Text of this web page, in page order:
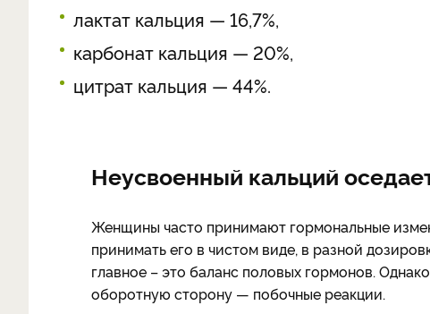
лактат кальция — 16,7%,
карбонат кальция — 20%,
цитрат кальция — 44%.
Неусвоенный кальций
Женщины часто принимают гормональные
принимать его в чистом виде, в разной
главное – это баланс половых гормонов.
оборотную сторону — побочные реакции.